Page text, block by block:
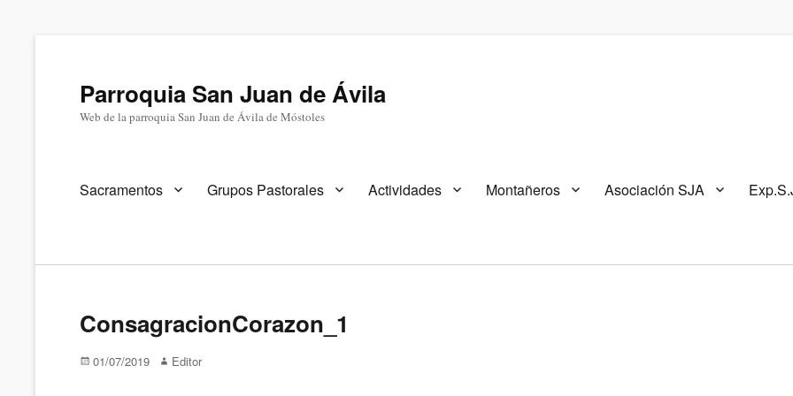
Parroquia San Juan de Ávila
Web de la parroquia San Juan de Ávila de Móstoles
Menú
Sacramentos Grupos Pastorales Actividades Montañeros Asociación SJA
ConsagracionCorazon_1
Publicado
01/07/2019 AutorEditor